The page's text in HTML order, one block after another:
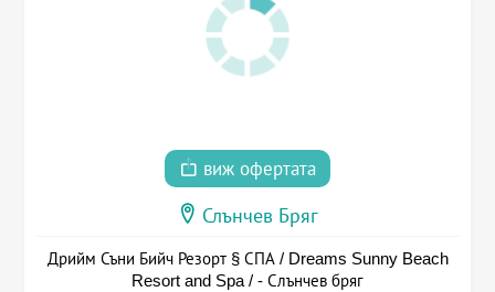
виж офертата
Слънчев Бряг
Дрийм Съни Бийч Резорт § СПА / Dreams Sunny Beach
Resort and Spa / - Слънчев бряг